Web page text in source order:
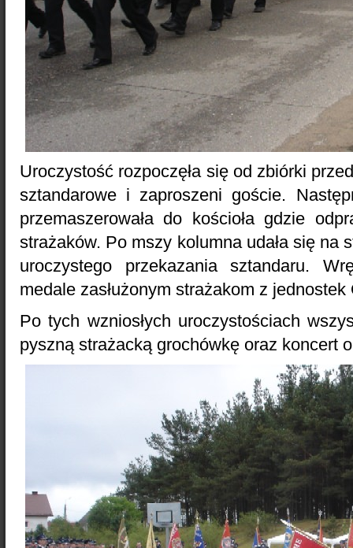
Uroczystość rozpoczęła się od zbiórki
sztandarowe i zaproszeni goście.
przemaszerowała do kościoła gdzie
strażaków. Po mszy kolumna udała się na
uroczystego przekazania sztandaru.
medale zasłużonym strażakom z
Po tych wzniosłych uroczystościach
pyszną strażacką grochówkę oraz koncert